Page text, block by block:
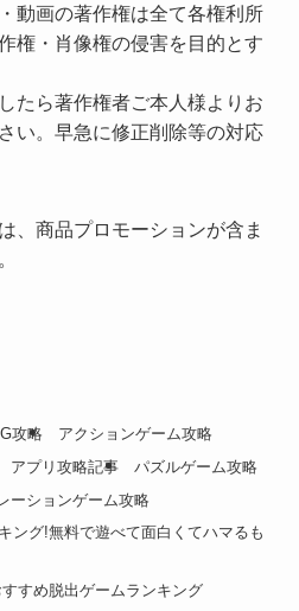
動画の著作権は全て各権利所
権・肖像権の侵害を目的とす
たら著作権者ご本人様よりお
い。早急に修正削除等の対応
、商品プロモーションが含ま
攻略
アクションゲーム攻略
アプリ攻略記事
パズルゲーム攻略
ーションゲーム攻略
ング!無料で遊べて面白くてハマるも
すめ脱出ゲームランキング